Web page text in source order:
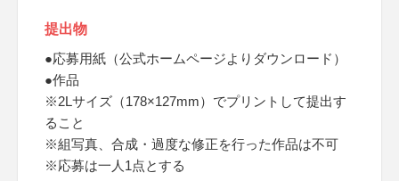
提出物
●応募用紙（公式ホームページよりダウンロード）
●作品
※2Lサイズ（178×127mm）でプリントして提出す
ること
※組写真、合成・過度な修正を行った作品は不可
※応募は一人1点とする